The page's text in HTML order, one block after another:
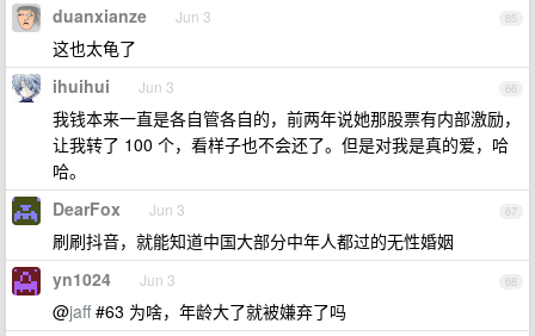
65
duanxianze Jun 3
这也太龟了
66
ihuihui Jun 3
我钱本来一直是各自管各自的，前两年说她那股票有内部激励，
让我转了 100 个，看样子也不会还了。但是对我是真的爱，哈
哈。
67
DearFox Jun 3
刷刷抖音，就能知道中国大部分中年人都过的无性婚姻
68
yn1024 Jun 3
@jaff#63 为啥，年龄大了就被嫌弃了吗